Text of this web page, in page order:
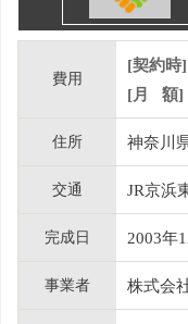
費用
[契約時]
[月 額]
住所 神奈川
交通 JR京浜
完成日 2003年
事業者 株式会